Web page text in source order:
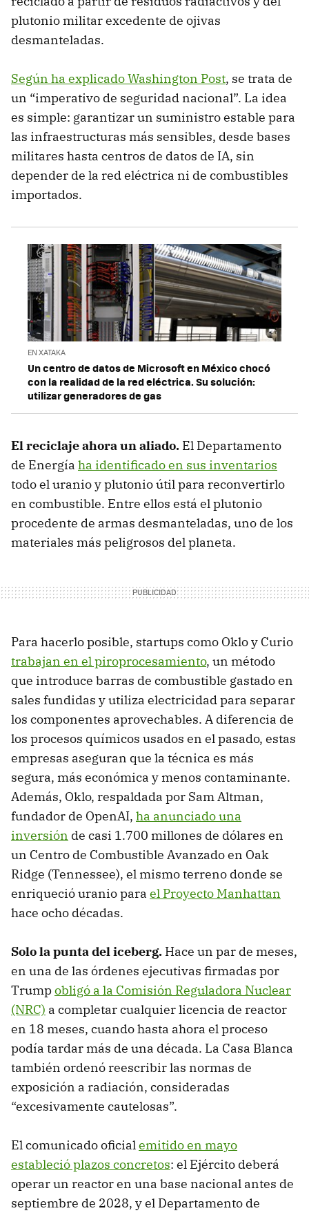
plutonio militar excedente de ojivas
desmanteladas.
Según ha explicado Washington Post, se trata de
un “imperativo de seguridad nacional”. La idea
es simple: garantizar un suministro estable para
las infraestructuras más sensibles, desde bases
militares hasta centros de datos de IA, sin
depender de la red eléctrica ni de combustibles
importados.
EN XATAKA
Un centro de datos de Microsoft en México chocó
con la realidad de la red eléctrica. Su solución:
utilizar generadores de gas
El reciclaje ahora un aliado. El Departamento
de Energía ha identificado en sus inventarios
todo el uranio y plutonio útil para reconvertirlo
en combustible. Entre ellos está el plutonio
procedente de armas desmanteladas, uno de los
materiales más peligrosos del planeta.
Para hacerlo posible, startups como Oklo y Curio
trabajan en el piroprocesamiento, un método
que introduce barras de combustible gastado en
sales fundidas y utiliza electricidad para separar
los componentes aprovechables. A diferencia de
los procesos químicos usados en el pasado, estas
empresas aseguran que la técnica es más
segura, más económica y menos contaminante.
Además, Oklo, respaldada por Sam Altman,
fundador de OpenAI, ha anunciado una
inversión de casi 1.700 millones de dólares en
un Centro de Combustible Avanzado en Oak
Ridge (Tennessee), el mismo terreno donde se
enriqueció uranio para el Proyecto Manhattan
hace ocho décadas.
Solo la punta del iceberg. Hace un par de meses,
en una de las órdenes ejecutivas firmadas por
Trumpobligó a la Comisión Reguladora Nuclear
(NRC) a completar cualquier licencia de reactor
en 18 meses, cuando hasta ahora el proceso
podía tardar más de una década. La Casa Blanca
también ordenó reescribir las normas de
exposición a radiación, consideradas
“excesivamente cautelosas”.
El comunicado oficialemitido en mayo
estableció plazos concretos: el Ejército deberá
operar un reactor en una base nacional antes de
septiembre de 2028, y el Departamento de